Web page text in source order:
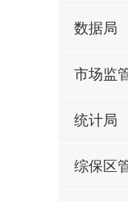
数据局
市场监
统计局
综保区